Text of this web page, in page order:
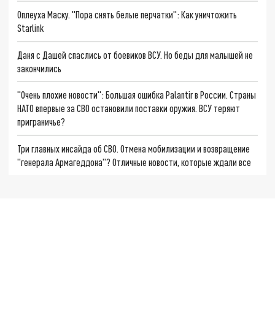
Оплеуха Маску. "Пора снять белые перчатки": Как уничтожить
Starlink
Даня с Дашей спаслись от боевиков ВСУ. Но беды для малышей не
закончились
"Очень плохие новости": Большая ошибка Palantir в России. Страны
НАТО впервые за СВО остановили поставки оружия. ВСУ теряют
приграничье?
Три главных инсайда об СВО. Отмена мобилизации и возвращение
"генерала Армагеддона"? Отличные новости, которые ждали все